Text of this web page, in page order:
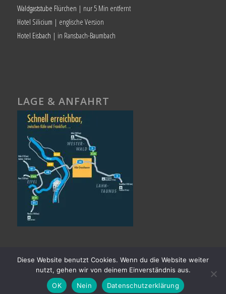
Waldgaststube Flürchen | nur 5 Min entfernt
Hotel Silicium | englische Version
Hotel Eisbach | in Ransbach-Baumbach
LAGE & ANFAHRT
Hotel Silicium - powered by Enfold WordPress Theme
Diese Website benutzt Cookies. Wenn du die Website weiter
nutzt, gehen wir von deinem Einverständnis aus.
OK
Nein Datenschutzerklärung